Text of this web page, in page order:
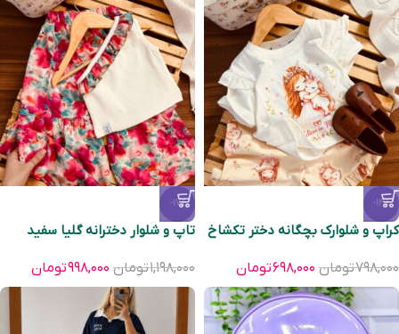
-13%
کراپ و شلوارک بچگانه دختر تکشاخ
۷۹۸,۰۰۰تومان ۶۹۸,۰۰۰تومان
-17%
تاپ و شلوار دخترانه گلیا سفید
۱,۱۹۸,۰۰۰تومان ۹۹۸,۰۰۰تومان